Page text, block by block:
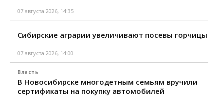
07 августа 2026, 14:35
Сибирские аграрии увеличивают посевы горчицы
07 августа 2026, 14:00
Власть
В Новосибирске многодетным семьям вручили
сертификаты на покупку автомобилей